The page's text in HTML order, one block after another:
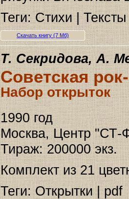
Теги: Стихи |
Скачать книгу (7 Мб)
Т. Секридова, А.
Советская
Набор открыток
1990 год
Москва, Центр "СТ-
Тираж: 200000 экз.
Комплект из 21
Теги: Открытки | pdf